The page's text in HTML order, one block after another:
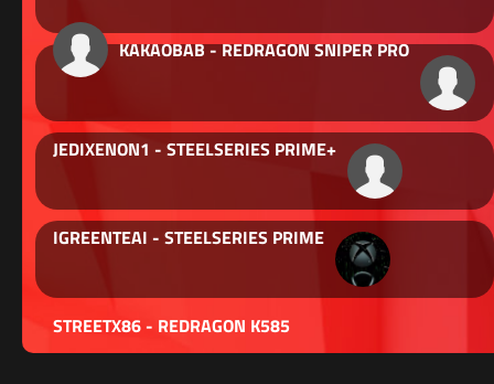
KAKAOBAB - REDRAGON SNIPER PRO
JEDIXENON1 - STEELSERIES PRIME+
IGREENTEAI - STEELSERIES PRIME
STREETX86 - REDRAGON K585